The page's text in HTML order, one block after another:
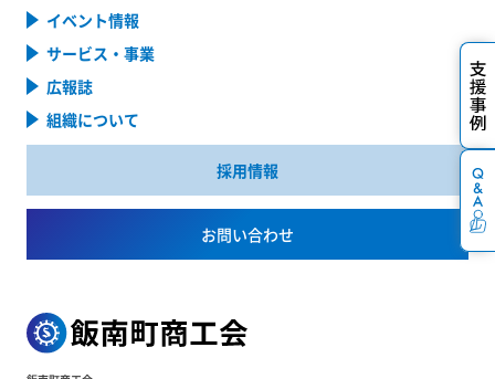
イベント情報
サービス・事業
広報誌
組織について
採用情報
お問い合わせ